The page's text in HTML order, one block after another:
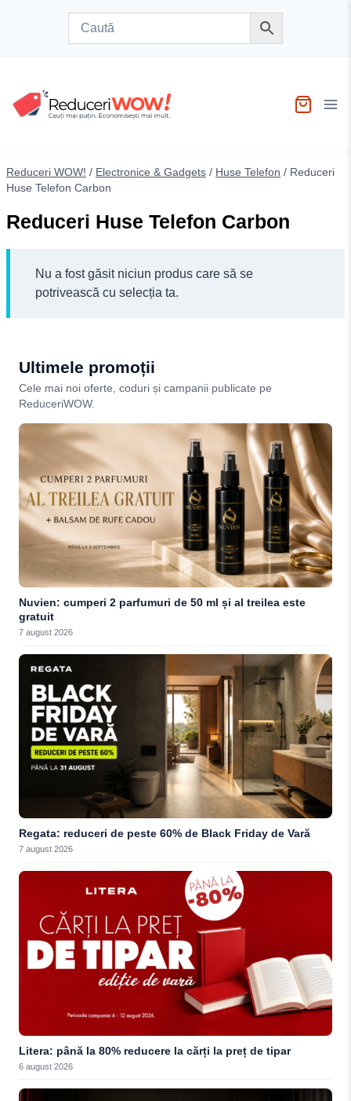
Reduceri WOW! / Electronice & Gadgets / Huse Telefon / Reduceri
Huse Telefon Carbon
Reduceri Huse Telefon Carbon
Nu a fost găsit niciun produs care să se
potrivească cu selecția ta.
Ultimele promoții
Cele mai noi oferte, coduri și campanii publicate pe
ReduceriWOW.
Nuvien: cumperi 2 parfumuri de 50 ml și al treilea este
gratuit
7 august 2026
Regata: reduceri de peste 60% de Black Friday de Vară
7 august 2026
Litera: până la 80% reducere la cărți la preț de tipar
6 august 2026